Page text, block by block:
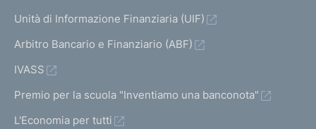
Unità di Informazione Finanziaria (UIF)
Arbitro Bancario e Finanziario (ABF)
IVASS
Premio per la scuola "Inventiamo una banconota"
L'Economia per tutti